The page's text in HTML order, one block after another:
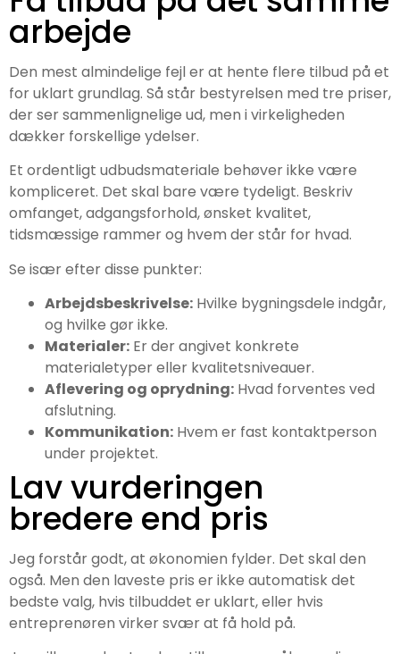
arbejde
Den mest almindelige fejl er at hente flere tilbud på et
for uklart grundlag. Så står bestyrelsen med tre priser,
der ser sammenlignelige ud, men i virkeligheden
dækker forskellige ydelser.
Et ordentligt udbudsmateriale behøver ikke være
kompliceret. Det skal bare være tydeligt. Beskriv
omfanget, adgangsforhold, ønsket kvalitet,
tidsmæssige rammer og hvem der står for hvad.
Se især efter disse punkter:
Arbejdsbeskrivelse: Hvilke bygningsdele indgår,
og hvilke gør ikke.
Materialer: Er der angivet konkrete
materialetyper eller kvalitetsniveauer.
Aflevering og oprydning: Hvad forventes ved
afslutning.
Kommunikation: Hvem er fast kontaktperson
under projektet.
Lav vurderingen
bredere end pris
Jeg forstår godt, at økonomien fylder. Det skal den
også. Men den laveste pris er ikke automatisk det
bedste valg, hvis tilbuddet er uklart, eller hvis
entreprenøren virker svær at få hold på.